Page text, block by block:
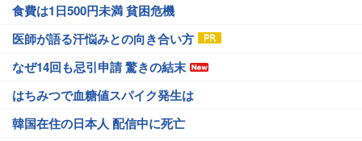
食費は1日500円未満 貧困危機
医師が語る汗悩みとの向き合い方
なぜ14回も忌引申請 驚きの結末
はちみつで血糖値スパイク発生は
韓国在住の日本人 配信中に死亡